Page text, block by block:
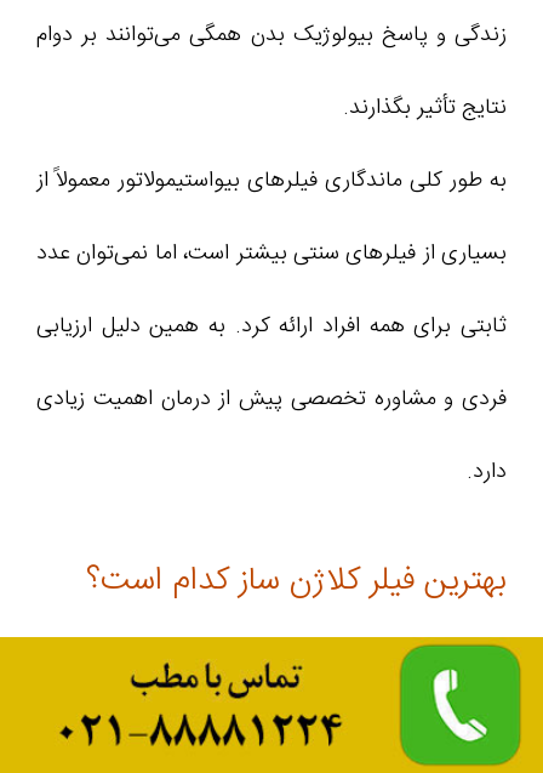
زندگی و پاسخ بیولوژیک بدن همگی می‌توانند بر دوام
نتایج تأثیر بگذارند.
به طور کلی ماندگاری فیلرهای بیواستیمولاتور معمولاً از
بسیاری از فیلرهای سنتی بیشتر است، اما نمی‌توان عدد
ثابتی برای همه افراد ارائه کرد. به همین دلیل ارزیابی
فردی و مشاوره تخصصی پیش از درمان اهمیت زیادی
دارد.
بهترین فیلر کلاژن ساز کدام است؟
پاسخ این سؤال برای همه افراد یکسان نیست. هر یک
از فیلرهای بیواستیمولاتور ویژگیها، مزایا و کاربردهای